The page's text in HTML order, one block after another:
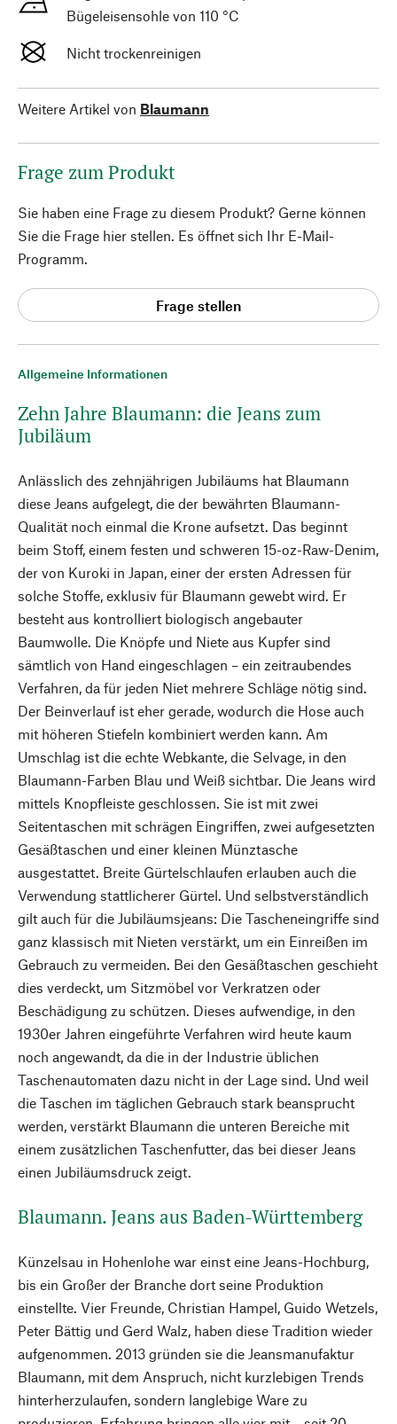
Allgemeine Informationen
Zehn Jahre Blaumann: die Jeans zum
Jubiläum
Anlässlich des zehnjährigen Jubiläums hat Blaumann
diese Jeans aufgelegt, die der bewährten Blaumann-
Qualität noch einmal die Krone aufsetzt. Das beginnt
beim Stoff, einem festen und schweren 15-oz-Raw-Denim,
der von Kuroki in Japan, einer der ersten Adressen für
solche Stoffe, exklusiv für Blaumann gewebt wird. Er
besteht aus kontrolliert biologisch angebauter
Baumwolle. Die Knöpfe und Niete aus Kupfer sind
sämtlich von Hand eingeschlagen – ein zeitraubendes
Verfahren, da für jeden Niet mehrere Schläge nötig sind.
Der Beinverlauf ist eher gerade, wodurch die Hose auch
mit höheren Stiefeln kombiniert werden kann. Am
Umschlag ist die echte Webkante, die Selvage, in den
Blaumann-Farben Blau und Weiß sichtbar. Die Jeans wird
mittels Knopfleiste geschlossen. Sie ist mit zwei
Seitentaschen mit schrägen Eingriffen, zwei aufgesetzten
Gesäßtaschen und einer kleinen Münztasche
ausgestattet. Breite Gürtelschlaufen erlauben auch die
Verwendung stattlicherer Gürtel. Und selbstverständlich
gilt auch für die Jubiläumsjeans: Die Tascheneingriffe sind
ganz klassisch mit Nieten verstärkt, um ein Einreißen im
Gebrauch zu vermeiden. Bei den Gesäßtaschen geschieht
dies verdeckt, um Sitzmöbel vor Verkratzen oder
Beschädigung zu schützen. Dieses aufwendige, in den
1930er Jahren eingeführte Verfahren wird heute kaum
noch angewandt, da die in der Industrie üblichen
Taschenautomaten dazu nicht in der Lage sind. Und weil
die Taschen im täglichen Gebrauch stark beansprucht
werden, verstärkt Blaumann die unteren Bereiche mit
einem zusätzlichen Taschenfutter, das bei dieser Jeans
einen Jubiläumsdruck zeigt.
Blaumann. Jeans aus Baden-Württemberg
Künzelsau in Hohenlohe war einst eine Jeans-Hochburg,
bis ein Großer der Branche dort seine Produktion
einstellte. Vier Freunde, Christian Hampel, Guido Wetzels,
Peter Bättig und Gerd Walz, haben diese Tradition wieder
aufgenommen. 2013 gründen sie die Jeansmanufaktur
Blaumann, mit dem Anspruch, nicht kurzlebigen Trends
hinterherzulaufen, sondern langlebige Ware zu
Bügeleisensohle von 110 °C
Nicht trockenreinigen
Weitere Artikel von Blaumann
Frage zum Produkt
Sie haben eine Frage zu diesem Produkt? Gerne können
Sie die Frage hier stellen. Es öffnet sich Ihr E-Mail-
Programm.
Frage stellen